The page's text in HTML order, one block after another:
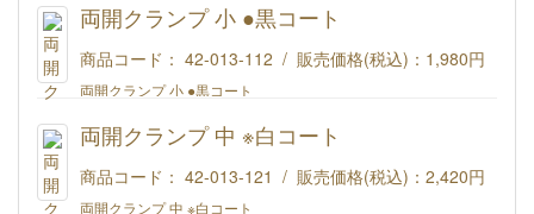
両開クランプ 小 ●黒コート
商品コード： 42-013-112 / 販売価格(税込)： 1,980円
両開クランプ 小 ●黒コート
両開クランプ 中 ※白コート
商品コード： 42-013-121 / 販売価格(税込)： 2,420円
両開クランプ 中 ※白コート